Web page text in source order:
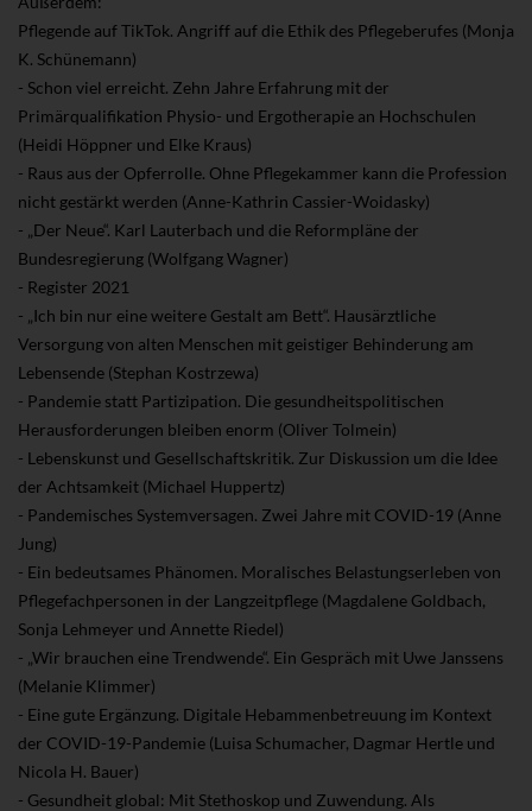
Pflegende auf TikTok. Angriff auf die Ethik des Pflegeberufes (Monja
K. Schünemann)
- Schon viel erreicht. Zehn Jahre Erfahrung mit der
Primärqualifikation Physio- und Ergotherapie an Hochschulen
(Heidi Höppner und Elke Kraus)
- Raus aus der Opferrolle. Ohne Pflegekammer kann die Profession
nicht gestärkt werden (Anne-Kathrin Cassier-Woidasky)
- „Der Neue“. Karl Lauterbach und die Reformpläne der
Bundesregierung (Wolfgang Wagner)
- Register 2021
- „Ich bin nur eine weitere Gestalt am Bett“. Hausärztliche
Versorgung von alten Menschen mit geistiger Behinderung am
Lebensende (Stephan Kostrzewa)
- Pandemie statt Partizipation. Die gesundheitspolitischen
Herausforderungen bleiben enorm (Oliver Tolmein)
- Lebenskunst und Gesellschaftskritik. Zur Diskussion um die Idee
der Achtsamkeit (Michael Huppertz)
- Pandemisches Systemversagen. Zwei Jahre mit COVID-19 (Anne
Jung)
- Ein bedeutsames Phänomen. Moralisches Belastungserleben von
Pflegefachpersonen in der Langzeitpflege (Magdalene Goldbach,
Sonja Lehmeyer und Annette Riedel)
- „Wir brauchen eine Trendwende“. Ein Gespräch mit Uwe Janssens
(Melanie Klimmer)
- Eine gute Ergänzung. Digitale Hebammenbetreuung im Kontext
der COVID-19-Pandemie (Luisa Schumacher, Dagmar Hertle und
Nicola H. Bauer)
- Gesundheit global: Mit Stethoskop und Zuwendung. Als